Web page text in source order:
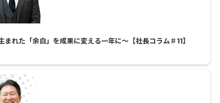
れた「余白」を成果に変える一年に〜【社長コラム＃11】